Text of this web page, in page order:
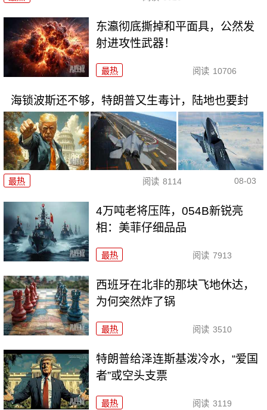
东瀛彻底撕掉和平面具，公然发
射进攻性武器！
最热 阅读 10706
海锁波斯还不够，特朗普又生毒计，陆地也要封
最热 阅读 8114 08-03
4万吨老将压阵，054B新锐亮
相：美菲仔细品品
最热 阅读 7913
西班牙在北非的那块飞地休达，
为何突然炸了锅
最热 阅读 3510
特朗普给泽连斯基泼冷水，“爱国
者”或空头支票
最热 阅读 3119